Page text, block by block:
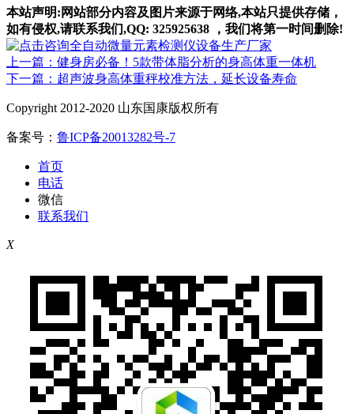
本站声明:网站部分内容及图片来源于网络,本站只提供存储，
如有侵权,请联系我们,QQ: 325925638 ，我们将第一时间删除!
上一篇：健身房必备！5款带体脂分析的身高体重一体机
下一篇：超声波身高体重秤校准方法，延长设备寿命
Copyright 2012-2020 山东国康版权所有
备案号： 鲁ICP备20013282号-7
首页
电话
微信
联系我们
X